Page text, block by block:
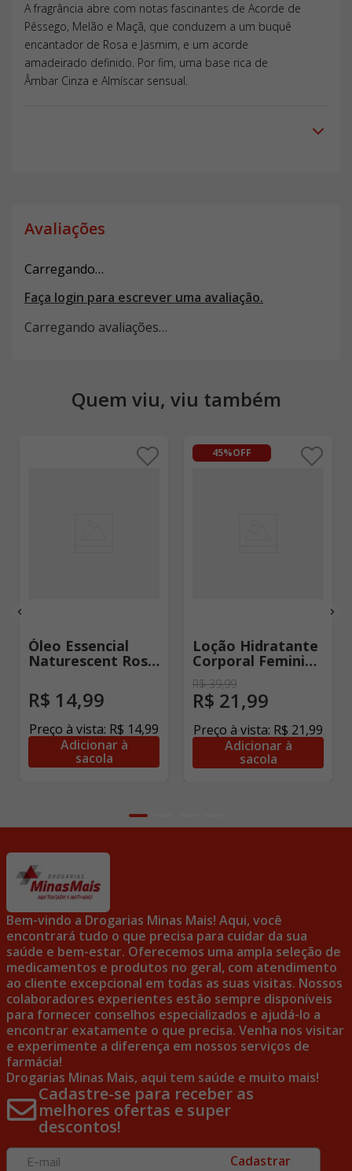
A fragrância abre com notas fascinantes de Acorde de
Pêssego, Melão e Maçã, que conduzem a um buquê
encantador de Rosa e Jasmim, e um acorde
amadeirado definido. Por fim, uma base rica de
Âmbar Cinza e Almíscar sensual.
Avaliações
Carregando…
Faça login para escrever uma avaliação.
Carregando avaliações…
Quem viu, viu também
Óleo Essencial
Naturescent Rosa
R$ 14,99
Preço à vista: R$ 14,99
Adicionar à
sacola
45%OFF
Loção Hidratante
Corporal Feminino
251 Vip Rose -
80ml
R$ 39,99
R$ 21 ,99
Preço à vista: R$ 21,99
Adicionar à
sacola
Bem-vindo a Drogarias Minas Mais! Aqui, você
encontrará tudo o que precisa para cuidar da sua
saúde e bem-estar. Oferecemos uma ampla seleção de
medicamentos e produtos no geral, com atendimento
ao cliente excepcional em todas as suas visitas. Nossos
colaboradores experientes estão sempre disponíveis
para fornecer conselhos especializados e ajudá-lo a
encontrar exatamente o que precisa. Venha nos visitar
e experimente a diferença em nossos serviços de
farmácia!
Drogarias Minas Mais, aqui tem saúde e muito mais!
Cadastre-se para receber as
melhores ofertas e super
descontos!
Cadastrar